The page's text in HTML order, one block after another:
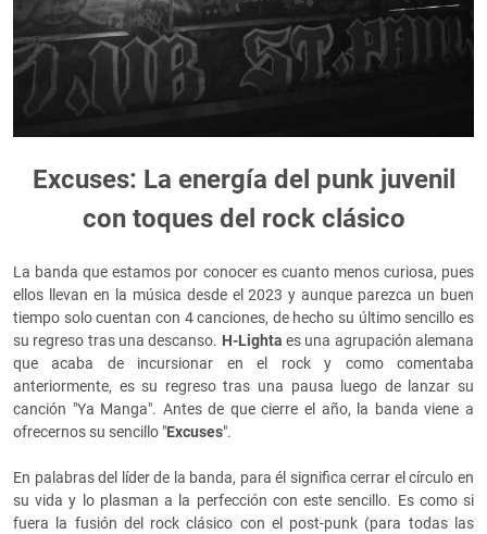
Excuses: La energía del punk juvenil
con toques del rock clásico
La banda que estamos por conocer es cuanto menos curiosa, pues
ellos llevan en la música desde el 2023 y aunque parezca un buen
tiempo solo cuentan con 4 canciones, de hecho su último sencillo es
su regreso tras una descanso. H-Lighta es una agrupación alemana
que acaba de incursionar en el rock y como comentaba
anteriormente, es su regreso tras una pausa luego de lanzar su
canción "Ya Manga". Antes de que cierre el año, la banda viene a
ofrecernos su sencillo "Excuses".
En palabras del líder de la banda, para él significa cerrar el círculo en
su vida y lo plasman a la perfección con este sencillo. Es como si
fuera la fusión del rock clásico con el post-punk (para todas las